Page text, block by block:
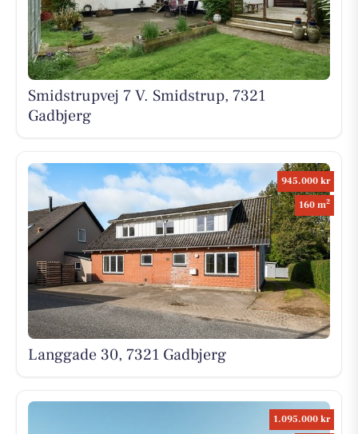
Smidstrupvej 7 V. Smidstrup, 7321
Gadbjerg
945.000 kr
160 m2
Langgade 30, 7321 Gadbjerg
1.095.000 kr